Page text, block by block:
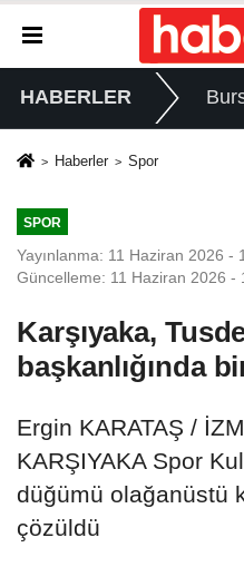
HABERLER
Haberler Spor
SPOR
Yayınlanma: 11 Haziran 2026 -
Güncelleme: 11 Haziran 2026 -
Karşıyaka,
başkanlığında
Ergin KARATAŞ /
KARŞIYAKA Spor
düğümü olağanüstü
çözüldü